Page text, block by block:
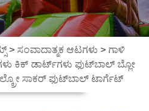
> ಸಂವಾದಾತ್ಮಕ ಆಟಗಳು > ಗಾಳಿ
ಕಿಕ್ ಡಾರ್ಟ್‌ಗಳು ಫುಟ್‌ಬಾಲ್ ಬ್ಲೋ
ಸಾಕರ್ ಫುಟ್‌ಬಾಲ್ ಟಾರ್ಗೆಟ್